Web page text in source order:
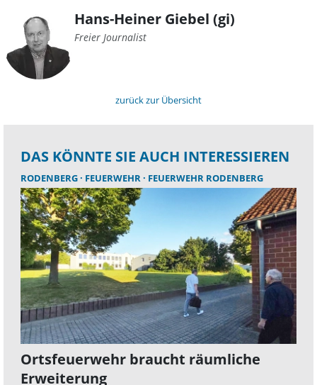
Hans-Heiner Giebel (gi)
Freier Journalist
zurück zur Übersicht
DAS KÖNNTE SIE AUCH INTERESSIEREN
RODENBERG FEUERWEHR FEUERWEHR RODENBERG
Ortsfeuerwehr braucht räumliche
Erweiterung